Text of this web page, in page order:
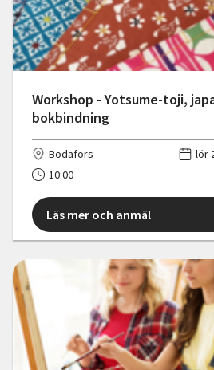
Workshop - Yotsume-toji,
bokbindning
Bodafors
lör
10:00
Läs mer och anmäl